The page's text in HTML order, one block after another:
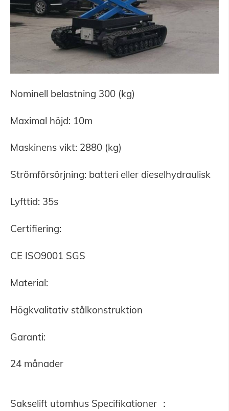
Nominell belastning 300 (kg)
Maximal höjd: 10m
Maskinens vikt: 2880 (kg)
Strömförsörjning: batteri eller dieselhydraulisk
Lyfttid: 35s
Certifiering:
CE ISO9001 SGS
Material:
Högkvalitativ stålkonstruktion
Garanti:
24 månader
Sakselift utomhus Specifikationer ：